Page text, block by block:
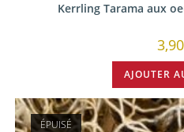
Kerrling Tarama aux
3,90
AJOUTER
ÉPUISÉ